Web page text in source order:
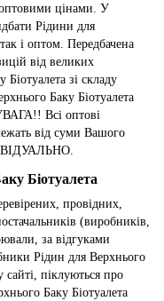
цінами. У
Рідини для
і оптом. Передбачена
від великих
зі складу
Баку Біотуалета
Всі оптові
від суми Вашого
Біотуалета
провідних,
(виробників,
за відгуками
Рідин для Верхнього
сайті, піклуються про
Баку Біотуалета